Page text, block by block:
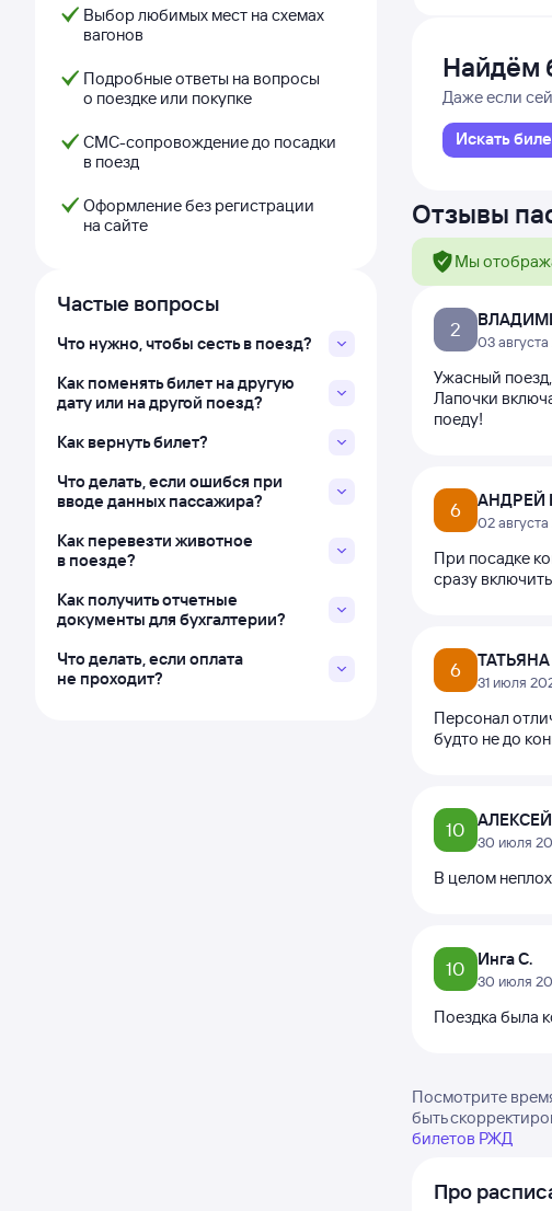
Выбор любимых мест на схемах
вагонов
Подробные ответы на вопросы
о поездке или покупке
СМС-сопровождение до посадки
в поезд
Оформление без регистрации
на сайте
Частые вопросы
Что нужно, чтобы сесть в поезд?
Как поменять билет на другую
дату или на другой поезд?
Как вернуть билет?
Что делать, если ошибся при
вводе данных пассажира?
Как перевезти животное
в поезде?
Как получить отчетные
документы для бухгалтерии?
Что делать, если оплата
не проходит?
Найдём
Даже если
Искать
Отзывы
Мы
2
03
Ужасный
Лапочки
поеду!
6 АНДРЕЙ
02
При посадке
сразу
6 ТАТЬЯНА
31 июля
Персонал
будто не до
10
30 июля
В целом
10 Инга С.
30 июля
Поездка была
Посмотрите
быть
билетов РЖД
Про